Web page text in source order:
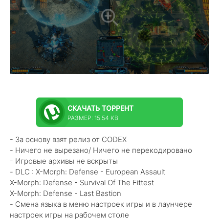
СКАЧАТЬ ТОРРЕНТ
РАЗМЕР: 15.54 KB
- За основу взят релиз от CODEX
- Ничего не вырезано/ Ничего не перекодировано
- Игровые архивы не вскрыты
- DLC : X-Morph: Defense - European Assault
X-Morph: Defense - Survival Of The Fittest
X-Morph: Defense - Last Bastion
- Смена языка в меню настроек игры и в лаунчере
настроек игры на рабочем столе